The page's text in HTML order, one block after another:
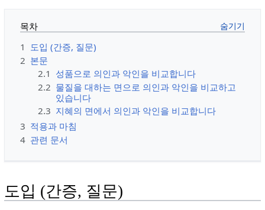
목차
1 도입 (간증, 질문)
2 본문
2.1 성품으로 의인과 악인을 비교합니다
2.2 물질을 대하는 면으로 의인과 악인을 비교하고
있습니다
2.3 지혜의 면에서 의인과 악인을 비교합니다
3 적용과 마침
4 관련 문서
도입 (간증, 질문)